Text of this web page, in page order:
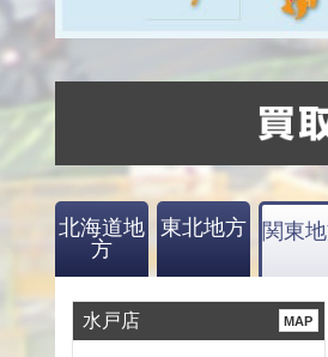
北海道地
方
東北地方 関東
水戸店 MAP